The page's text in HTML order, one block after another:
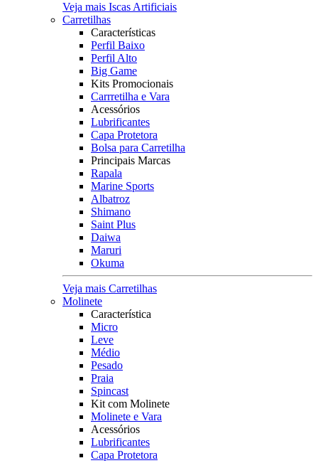
Veja mais Iscas Artificiais
Carretilhas
Características
Perfil Baixo
Perfil Alto
Big Game
Kits Promocionais
Carrretilha e Vara
Acessórios
Lubrificantes
Capa Protetora
Bolsa para Carretilha
Principais Marcas
Rapala
Marine Sports
Albatroz
Shimano
Saint Plus
Daiwa
Maruri
Okuma
Veja mais Carretilhas
Molinete
Característica
Micro
Leve
Médio
Pesado
Praia
Spincast
Kit com Molinete
Molinete e Vara
Acessórios
Lubrificantes
Capa Protetora